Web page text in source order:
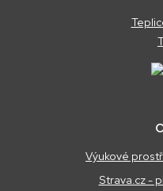
Výukové
Strava.cz -